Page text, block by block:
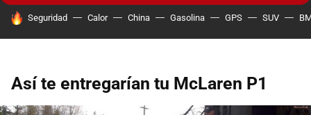
HOY SE HABLA DE
Seguridad Calor China Gasolina GPS SUV
Así te entregarían tu McLaren P1